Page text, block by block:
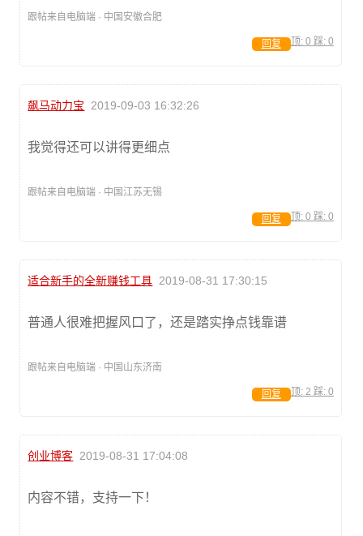
跟帖来自电脑端 · 中国安徽合肥
顶: 0 踩: 0
回复
飙马动力宝 2019-09-03 16:32:26
我觉得还可以讲得更细点
跟帖来自电脑端 · 中国江苏无锡
顶: 0 踩: 0
回复
适合新手的全新赚钱工具 2019-08-31 17:30:15
普通人很难把握风口了，还是踏实挣点钱靠谱
跟帖来自电脑端 · 中国山东济南
顶: 2 踩: 0
回复
创业博客 2019-08-31 17:04:08
内容不错，支持一下！